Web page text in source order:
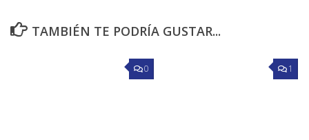
TAMBIÉN TE PODRÍA GUSTAR...
0 1